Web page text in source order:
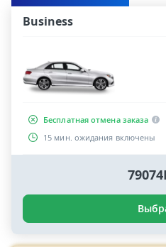
Business
Бесплатная отмена заказа
15 мин. ожидания включены